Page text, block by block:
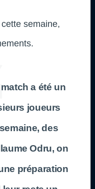
semaine,
a été un
joueurs
des
Odru, on
préparation